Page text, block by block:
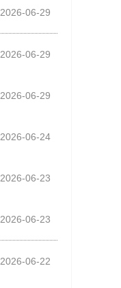
2026-06-29
2026-06-29
2026-06-29
2026-06-24
2026-06-23
2026-06-23
2026-06-22